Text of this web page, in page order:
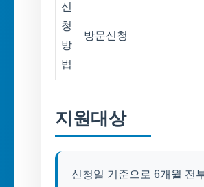
신
청
방
법
방문신청
지원대상
신청일 기준으로 6개월 전